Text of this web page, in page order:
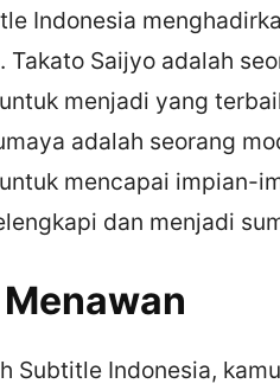
Indonesia
Takato Saijyo adalah
menjadi yang
adalah seorang
mencapai impian-
dan menjadi
Subtitle Indonesia,